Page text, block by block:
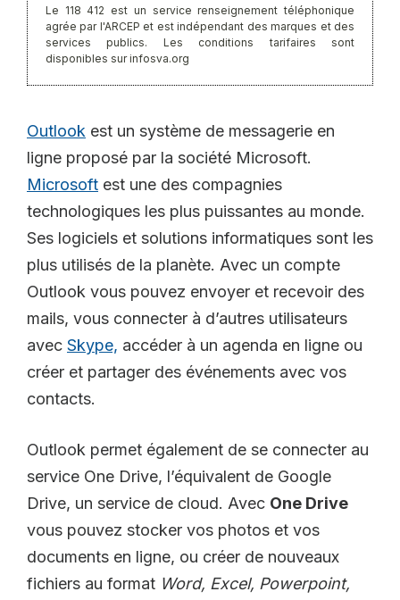
Le 118 412 est un service renseignement téléphonique
agrée par l'ARCEP et est indépendant des marques et des
services publics. Les conditions tarifaires sont
disponibles sur infosva.org
Outlook est un système de messagerie en
ligne proposé par la société Microsoft.
Microsoft est une des compagnies
technologiques les plus puissantes au monde.
Ses logiciels et solutions informatiques sont les
plus utilisés de la planète. Avec un compte
Outlook vous pouvez envoyer et recevoir des
mails, vous connecter à d’autres utilisateurs
avec Skype, accéder à un agenda en ligne ou
créer et partager des événements avec vos
contacts.
Outlook permet également de se connecter au
service One Drive, l’équivalent de Google
Drive, un service de cloud. Avec One Drive
vous pouvez stocker vos photos et vos
documents en ligne, ou créer de nouveaux
fichiers au format Word, Excel, Powerpoint,